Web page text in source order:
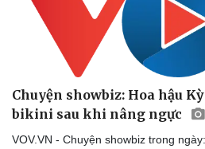
Chuyện showbiz: Hoa hậu
bikini sau khi nâng ngực
VOV.VN - Chuyện showbiz trong